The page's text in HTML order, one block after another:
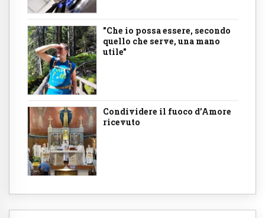
"Che io possa essere, secondo
quello che serve, una mano
utile"
Condividere il fuoco d’Amore
ricevuto